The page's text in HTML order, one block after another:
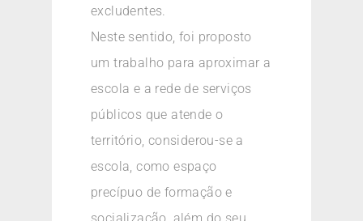
excludentes.
Neste sentido, foi proposto
um trabalho para aproximar a
escola e a rede de serviços
públicos que atende o
território, considerou-se a
escola, como espaço
precípuo de formação e